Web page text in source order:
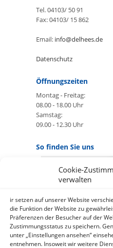
Cookie-
verwalten
ir setzen auf unserer Website
die Funktion der Website zu
Präferenzen der Besucher auf der
Zustimmungsstatus zu speichern.
unter „Einstellungen ansehen“
entnehmen. Insoweit wir weitere
Tel. 04103/ 50 91
Fax: 04103/ 15 862
Email: info@delhees.de
Datenschutz
Öffnungszeiten
Montag - Freitag:
08.00 - 18.00 Uhr
Samstag:
09.00 - 12.30 Uhr
So finden Sie uns
GOOGLE
Anbieter:
Bei der Nutzung
werden
über¬mittelt,